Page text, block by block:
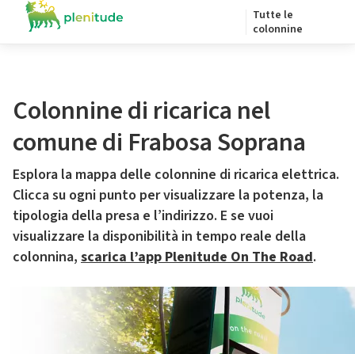
Tutte le
colonnine
Colonnine di ricarica nel
comune di Frabosa Soprana
Esplora la mappa delle colonnine di ricarica elettrica.
Clicca su ogni punto per visualizzare la potenza, la
tipologia della presa e l’indirizzo. E se vuoi
visualizzare la disponibilità in tempo reale della
colonnina, scarica l’app Plenitude On The Road.